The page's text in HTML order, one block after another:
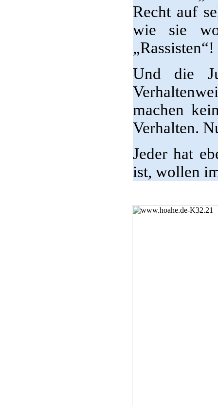
Recht auf
wie sie
Und die
machen
Verhalten.
Jeder hat
ist, wollen